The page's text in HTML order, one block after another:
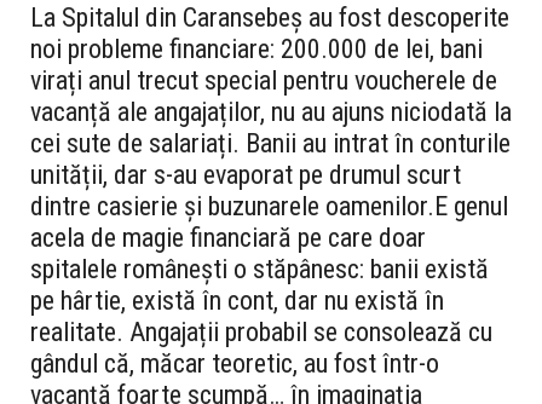
La Spitalul din Caransebeș au fost descoperite
noi probleme financiare: 200.000 de lei, bani
virați anul trecut special pentru voucherele de
vacanță ale angajaților, nu au ajuns niciodată la
cei sute de salariați. Banii au intrat în conturile
unității, dar s-au evaporat pe drumul scurt
dintre casierie și buzunarele oamenilor.E genul
acela de magie financiară pe care doar
spitalele românești o stăpânesc: banii există
pe hârtie, există în cont, dar nu există în
realitate. Angajații probabil se consolează cu
gândul că, măcar teoretic, au fost într-o
vacanță foarte scumpă… în imaginația